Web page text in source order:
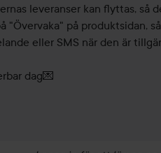
leveranser kan flyttas, så
"Övervaka" på produktsidan,
eller SMS när den är
dag💌